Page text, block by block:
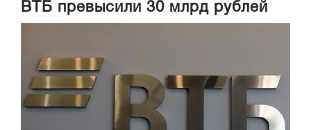
ВТБ превысили 30 млрд рублей